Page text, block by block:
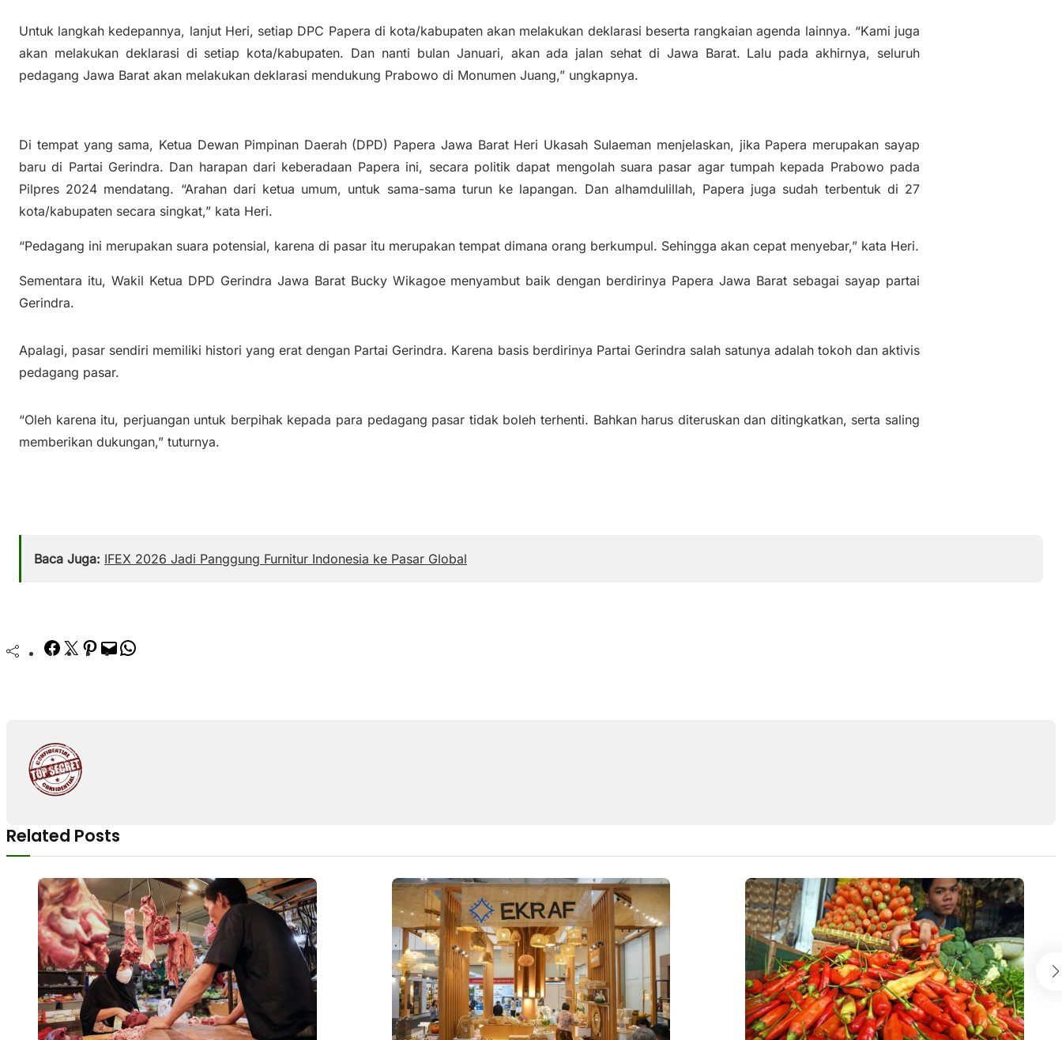
Untuk langkah kedepannya, lanjut Heri, setiap DPC Papera di kota/kabupaten akan melakukan deklarasi beserta rangkaian agenda lainnya. “Kami juga
akan melakukan deklarasi di setiap kota/kabupaten. Dan nanti bulan Januari, akan ada jalan sehat di Jawa Barat. Lalu pada akhirnya, seluruh
pedagang Jawa Barat akan melakukan deklarasi mendukung Prabowo di Monumen Juang,” ungkapnya.
Di tempat yang sama, Ketua Dewan Pimpinan Daerah (DPD) Papera Jawa Barat Heri Ukasah Sulaeman menjelaskan, jika Papera merupakan sayap
baru di Partai Gerindra. Dan harapan dari keberadaan Papera ini, secara politik dapat mengolah suara pasar agar tumpah kepada Prabowo pada
Pilpres 2024 mendatang. “Arahan dari ketua umum, untuk sama-sama turun ke lapangan. Dan alhamdulillah, Papera juga sudah terbentuk di 27
kota/kabupaten secara singkat,” kata Heri.
“Pedagang ini merupakan suara potensial, karena di pasar itu merupakan tempat dimana orang berkumpul. Sehingga akan cepat menyebar,” kata Heri.
Sementara itu, Wakil Ketua DPD Gerindra Jawa Barat Bucky Wikagoe menyambut baik dengan berdirinya Papera Jawa Barat sebagai sayap partai
Gerindra.
Apalagi, pasar sendiri memiliki histori yang erat dengan Partai Gerindra. Karena basis berdirinya Partai Gerindra salah satunya adalah tokoh dan aktivis
pedagang pasar.
“Oleh karena itu, perjuangan untuk berpihak kepada para pedagang pasar tidak boleh terhenti. Bahkan harus diteruskan dan ditingkatkan, serta saling
memberikan dukungan,” tuturnya.
Baca Juga: IFEX 2026 Jadi Panggung Furnitur Indonesia ke Pasar Global
Facebook
TwitterPinterest
Mail
Related Posts